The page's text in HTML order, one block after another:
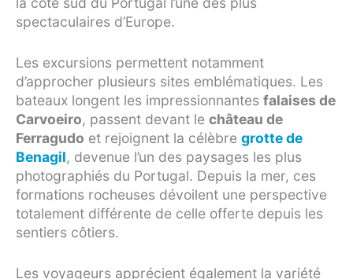
spectaculaires d’Europe.
Les excursions permettent notamment
d’approcher plusieurs sites emblématiques. Les
bateaux longent les impressionnantes falaises de
Carvoeiro, passent devant le château de
Ferragudo et rejoignent la célèbre grotte de
Benagil, devenue l’un des paysages les plus
photographiés du Portugal. Depuis la mer, ces
formations rocheuses dévoilent une perspective
totalement différente de celle offerte depuis les
sentiers côtiers.
Les voyageurs apprécient également la variété